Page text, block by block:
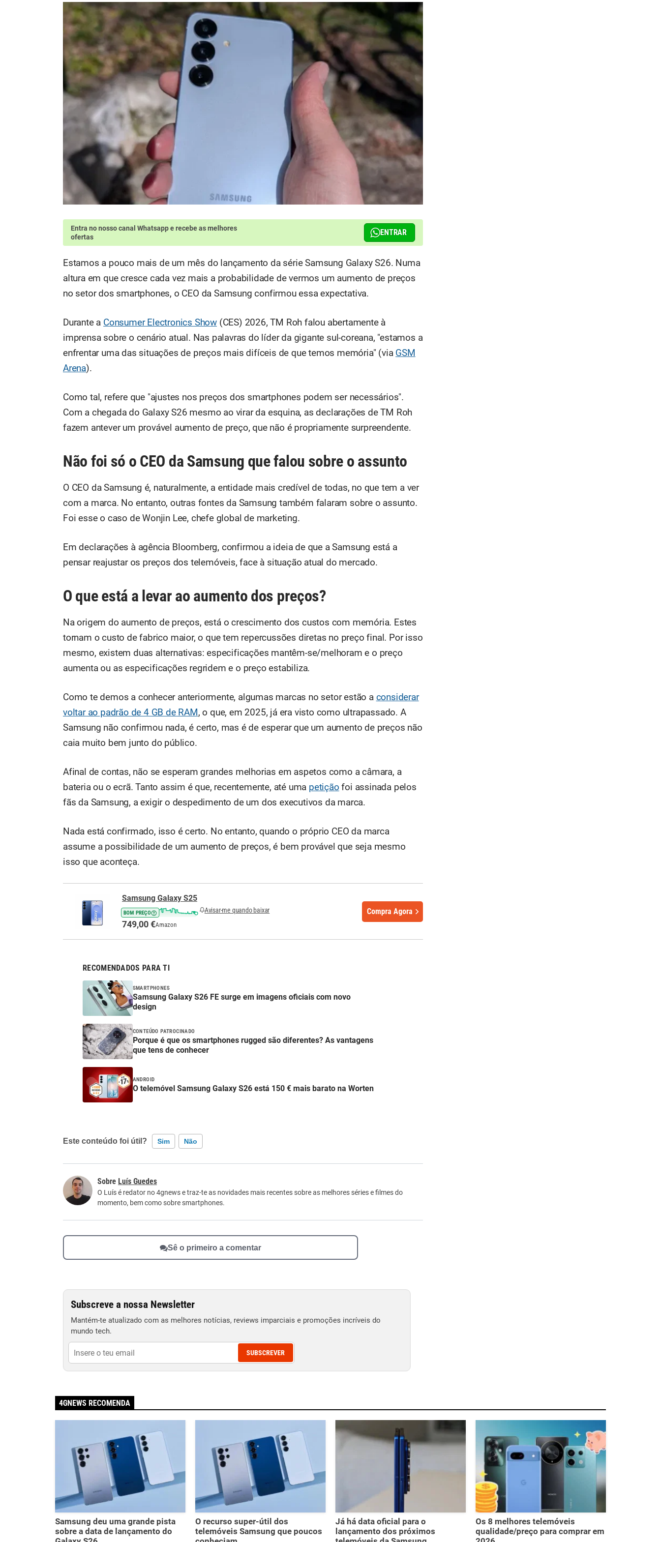
Entra no nosso canal Whatsappe recebe as melhores
ofertas
ENTRAR
Estamos a pouco mais de um mês do lançamento da série Samsung Galaxy S26. Numa
altura em que cresce cada vez mais a probabilidade de vermos um aumento de preços
no setor dos smartphones, o CEO da Samsung confirmou essa expectativa.
Durante a Consumer Electronics Show (CES) 2026, TM Roh falou abertamente à
imprensa sobre o cenário atual. Nas palavras do líder da gigante sul-coreana, "estamos a
enfrentar uma das situações de preços mais difíceis de que temos memória" (via GSM
Arena).
Como tal, refere que "ajustes nos preços dos smartphones podem ser necessários".
Com a chegada do Galaxy S26 mesmo ao virar da esquina, as declarações de TM Roh
fazem antever um provável aumento de preço, que não é propriamente surpreendente.
Não foi só o CEO da Samsung que falou sobre o assunto
O CEO da Samsung é, naturalmente, a entidade mais credível de todas, no que tem a ver
com a marca. No entanto, outras fontes da Samsung também falaram sobre o assunto.
Foi esse o caso de Wonjin Lee, chefe global de marketing.
Em declarações à agência Bloomberg, confirmou a ideia de que a Samsung está a
pensar reajustar os preços dos telemóveis, face à situação atual do mercado.
O que está a levar ao aumento dos preços?
Na origem do aumento de preços, está o crescimento dos custos com memória. Estes
tornam o custo de fabrico maior, o que tem repercussões diretas no preço final. Por isso
mesmo, existem duas alternativas: especificações mantêm-se/melhoram e o preço
aumenta ou as especificações regridem e o preço estabiliza.
Como te demos a conhecer anteriormente, algumas marcas no setor estão a considerar
voltar ao padrão de 4 GB de RAM, o que, em 2025, já era visto como ultrapassado. A
Samsung não confirmou nada, é certo, mas é de esperar que um aumento de preços não
caia muito bem junto do público.
Afinal de contas, não se esperam grandes melhorias em aspetos como a câmara, a
bateria ou o ecrã. Tanto assim é que, recentemente, até uma petição foi assinada pelos
fãs da Samsung, a exigir o despedimento de um dos executivos da marca.
Nada está confirmado, isso é certo. No entanto, quando o próprio CEO da marca
assume a possibilidade de um aumento de preços, é bem provável que seja mesmo
isso que aconteça.
Samsung Galaxy S25
BOM PREÇO Avisar-me quando baixar
749,00 €Amazon
Compra Agora
RECOMENDADOS PARA TI
SMARTPHONES
Samsung Galaxy S26 FE surge em imagens oficiais com novo
design
CONTEÚDO PATROCINADO
Porque é que os smartphones rugged são diferentes? As vantagens
que tens de conhecer
ANDROID
O telemóvel Samsung Galaxy S26 está 150 € mais barato na Worten
Este conteúdo foi útil? Sim Não
Este conteúdo não tem a informação que procuro
Luís Guedes
O Luís é redator no 4gnews e traz-te as novidades mais recentes sobre as melhores séries e filmes do
momento, bem como sobre smartphones.
Sê o primeiro a comentar
Subscreve a nossa Newsletter
Mantém-te atualizado com as melhores notícias, reviews imparciais e promoções incríveis do
mundo tech.
SUBSCREVER
4GNEWS RECOMENDA
Samsung deu uma grande pista
sobre a data de lançamento do
O recurso super-útil dos
telemóveis Samsung que poucos
Já há data oficial para o
lançamento dos próximos
Os 8 melhores telemóveis
qualidade/preço para comprar em